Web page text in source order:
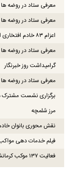
معرفی ستاد در روضه
معرفی ستاد در روضه
اعزام ۸۳ خادم افتخاری از کهگیلویه و بویراحمد به پروژه ستاد کاظمین در عراق
معرفی ستاد در روضه
گرامیداشت روز خبرنگار
معرفی ستاد در روضه
برگزاری نشست مشترک
مرز شلمچه
نقش محوری بانوان خادم
فیلم خدمات دهی مواکب
فعالیت ۱۳۷ موکب کرمانشاهی در مسیر بازگشت زوار اربعین